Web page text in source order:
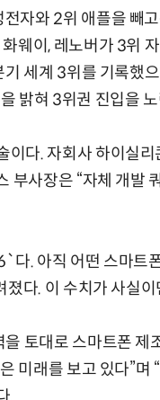
자와 2위 애플을 빼
웨이, 레노버가 3위
세계 3위를 기록했
밝혀 3위권 진입을
이다. 자회사 하이실
부사장은 “자체 개발
. 아직 어떤 스마트
다. 이 수치가 사실
토대로 스마트폰
미래를 보고 있다”